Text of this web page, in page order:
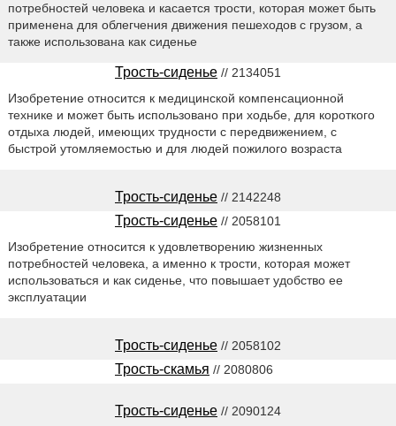
потребностей человека и касается трости, которая может быть
применена для облегчения движения пешеходов с грузом, а
также использована как сиденье
Трость-сиденье // 2134051
Изобретение относится к медицинской компенсационной
технике и может быть использовано при ходьбе, для короткого
отдыха людей, имеющих трудности с передвижением, с
быстрой утомляемостью и для людей пожилого возраста
Трость-сиденье // 2142248
Трость-сиденье // 2058101
Изобретение относится к удовлетворению жизненных
потребностей человека, а именно к трости, которая может
использоваться и как сиденье, что повышает удобство ее
эксплуатации
Трость-сиденье // 2058102
Трость-скамья // 2080806
Трость-сиденье // 2090124